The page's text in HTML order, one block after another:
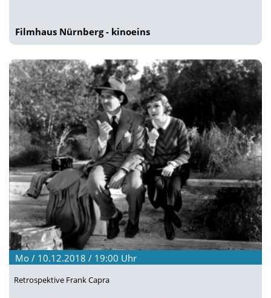
Filmhaus Nürnberg - kinoeins
Mo / 10.12.2018 / 19:00 Uhr
Retrospektive Frank Capra